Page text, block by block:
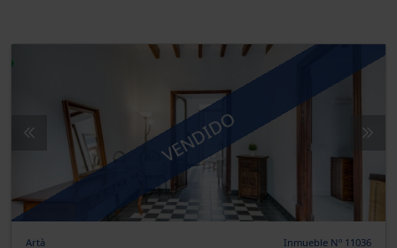
VENDIDO
Artà Inmueble Nº 11036